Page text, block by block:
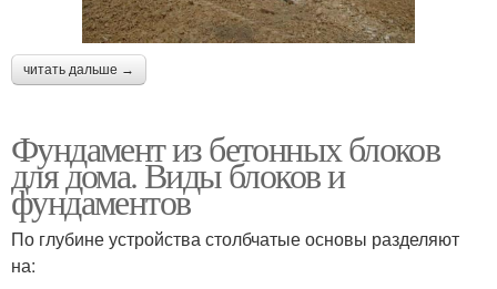
читать дальше →
Фундамент из бетонных блоков
для дома. Виды блоков и
фундаментов
По глубине устройства столбчатые основы разделяют
на: